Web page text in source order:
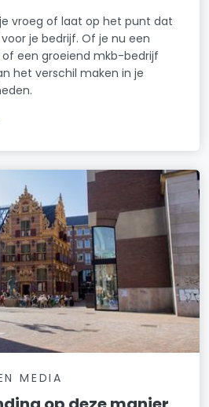
vroeg of laat op het punt dat
je bedrijf. Of je nu een
of een groeiend mkb-bedrijf
het verschil maken in je
MEDIA